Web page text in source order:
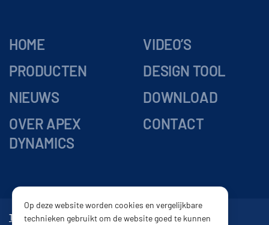
HOME
PRODUCTEN
NIEUWS
OVER APEX
DYNAMICS
VIDEO’S
DESIGN TOOL
DOWNLOAD
CONTACT
Tandwielkasten Vertragingskasten Reductor Tandheugel
Op deze website worden cookies en vergelijkbare
technieken gebruikt om de website goed te kunnen